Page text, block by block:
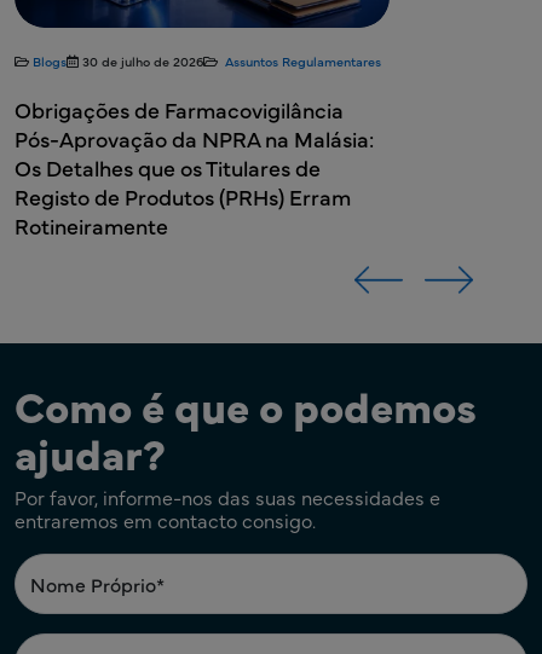
Blogs 30 de julho de 2026 Assuntos Regulamentares
Obrigações de Farmacovigilância
Pós-Aprovação da NPRA na Malásia:
Os Detalhes que os Titulares de
Registo de Produtos (PRHs) Erram
Rotineiramente
Como é que o podemos
ajudar?
Por favor, informe-nos das suas necessidades e
entraremos em contacto consigo.